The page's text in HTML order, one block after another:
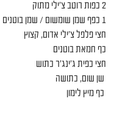
2 כפות רוטב צ'ילי מתוק
1 כפף שמן שומשום / שמן בוטנים
חצי פלפל צ'ילי אדום, קצוץ
כף חמאת בוטנים
חצי כפית ג'ינג'ר כתוש